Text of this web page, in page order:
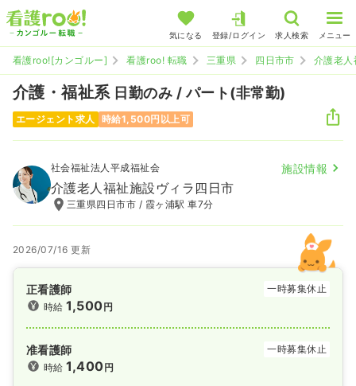
気になる 登録/ログイン 求人検索 メニュー
看護roo![カンゴルー] 看護roo! 転職 三重県 四日市市 介護老
介護・福祉系 日勤のみ / パート(非常勤)
エージェント求人 時給1,500円以上可
社会福祉法人平成福祉会 施設情報
介護老人福祉施設ヴィラ四日市
三重県四日市市 / 霞ヶ浦駅 車7分
2026/07/16 更新
正看護師
一時募集休止
時給1,500円
准看護師
一時募集休止
時給1,400円